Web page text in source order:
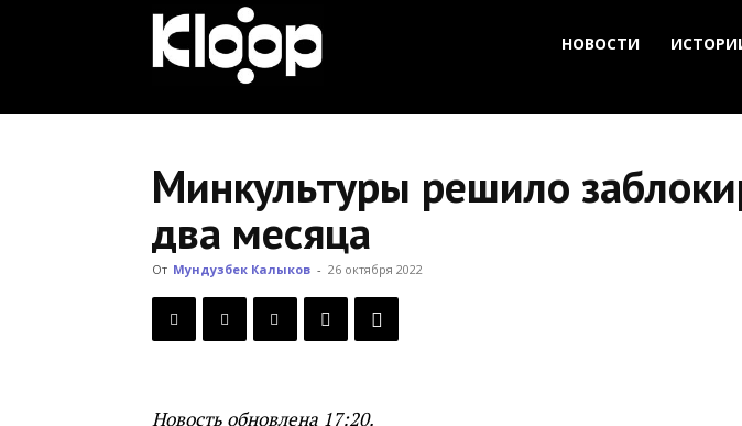
Новости
Кыргызстана
НОВОСТИ
Минкультуры решило
два месяца
От Мундузбек Калыков - 26 октября 2022
Новость обновлена 17:20.